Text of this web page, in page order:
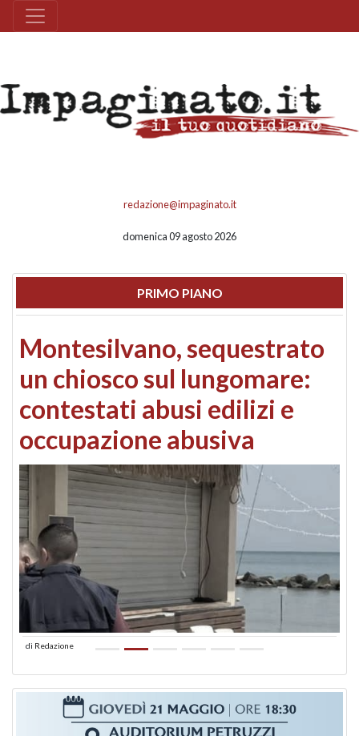
redazione@impaginato.it
domenica 09 agosto 2026
PRIMO PIANO
Montesilvano, sequestrato
un chiosco sul lungomare:
contestati abusi edilizi e
occupazione abusiva
di Redazione